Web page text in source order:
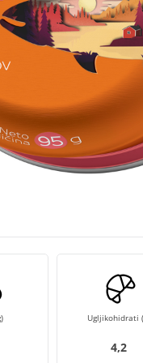
Ugljikohidrati
4,2